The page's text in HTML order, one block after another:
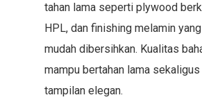
tahan lama seperti plywood
HPL, dan finishing melamin
mudah dibersihkan. Kualitas
mampu bertahan lama
tampilan elegan.